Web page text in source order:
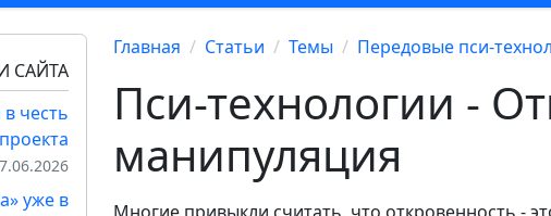
САЙТА
честь
уже в
Главная Статьи Темы Передовые пси-
Пси-технологии -
манипуляция